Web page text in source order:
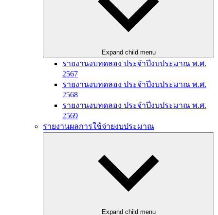
Expand child menu
รายงานงบทดลอง ประจำปีงบประมาณ พ.ศ.
2567
รายงานงบทดลอง ประจำปีงบประมาณ พ.ศ.
2568
รายงานงบทดลอง ประจำปีงบประมาณ พ.ศ.
2569
รายงานผลการใช้จ่ายงบประมาณ
Expand child menu